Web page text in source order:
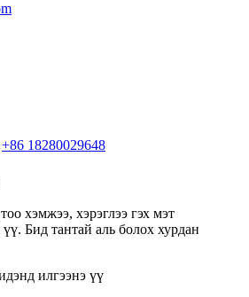
+86 18280029648
хэмжээ, хэрэглээ гэх мэт
Бид тантай аль болох хурдан
илгээнэ үү